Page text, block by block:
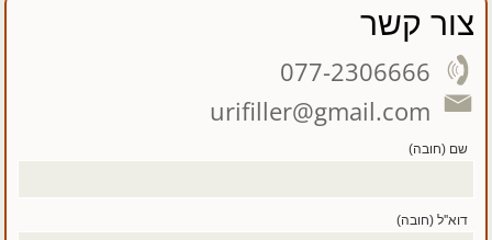
צור קשר
077-2306666
urifiller@gmail.com
שם (חובה)
דוא''ל (חובה)